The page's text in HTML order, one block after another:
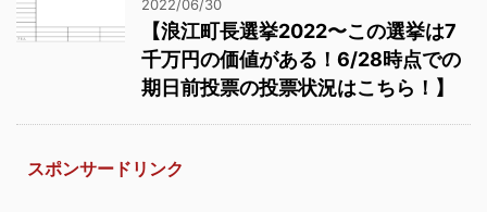
2022/06/30
【浪江町長選挙2022〜この選挙は7
千万円の価値がある！6/28時点での
期日前投票の投票状況はこちら！】
スポンサードリンク